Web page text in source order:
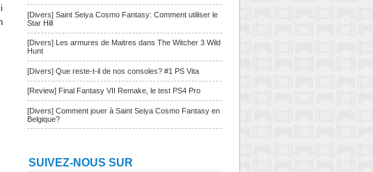
[Divers] Saint Seiya Cosmo Fantasy: Comment utiliser le
Star Hill
[Divers] Les armures de Maitres dans The Witcher 3 Wild
Hunt
[Divers] Que reste-t-il de nos consoles? #1 PS Vita
[Review] Final Fantasy VII Remake, le test PS4 Pro
[Divers] Comment jouer à Saint Seiya Cosmo Fantasy en
Belgique?
SUIVEZ-NOUS SUR